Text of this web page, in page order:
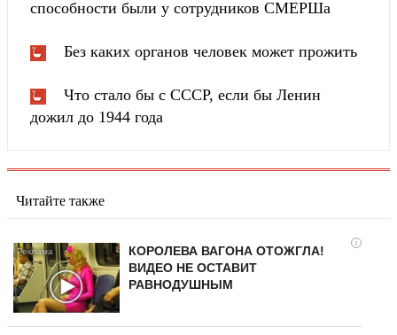
способности были у сотрудников СМЕРШа
Без каких органов человек может прожить
Что стало бы с СССР, если бы Ленин
дожил до 1944 года
Читайте также
i
КОРОЛЕВА ВАГОНА ОТОЖГЛА!
ВИДЕО НЕ ОСТАВИТ
РАВНОДУШНЫМ